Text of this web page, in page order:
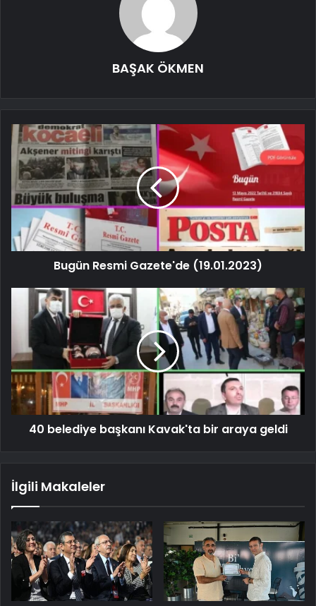
BAŞAK ÖKMEN
Bugün Resmi Gazete'de (19.01.2023)
40 belediye başkanı Kavak'ta bir araya geldi
İlgili Makaleler